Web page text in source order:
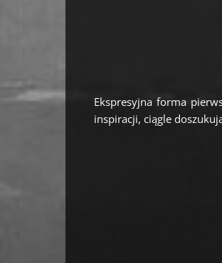
Ekspresyjna forma
inspiracji, ciągle